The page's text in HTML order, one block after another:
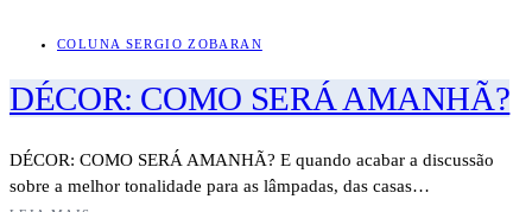
COLUNA SERGIO ZOBARAN
DÉCOR: COMO SERÁ AMANHÃ?
DÉCOR: COMO SERÁ AMANHÃ? E quando acabar a discussão
sobre a melhor tonalidade para as lâmpadas, das casas…